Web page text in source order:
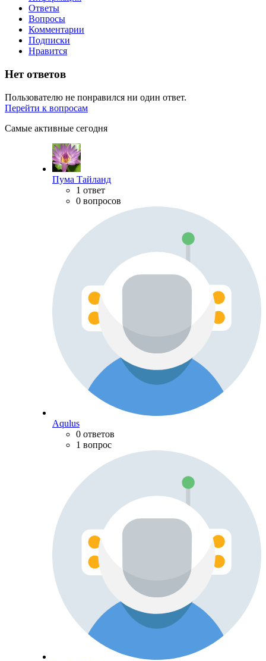
Ответы
Вопросы
Комментарии
Подписки
Нравится
Нет ответов
Пользователю не понравился ни один ответ.
Перейти к вопросам
Самые активные сегодня
Пума Тайланд
1 ответ
0 вопросов
Aqulus
0 ответов
1 вопрос